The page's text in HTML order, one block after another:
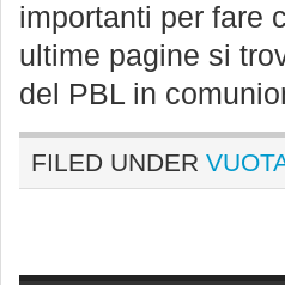
importanti per fare
ultime pagine si
del PBL in
FILED UNDER